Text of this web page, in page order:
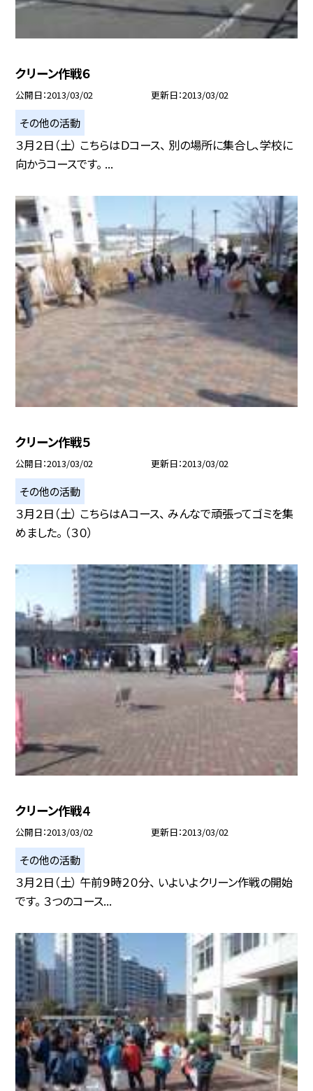
クリーン作戦６
公開日 2013/03/02 更新日 2013/03/02
その他の活動
３月２日（土） こちらはＤコース、 別の場所に集合し、学校に
向かうコースです。 ...
クリーン作戦５
公開日 2013/03/02 更新日 2013/03/02
その他の活動
３月２日（土） こちらはＡコース、 みんなで頑張ってゴミを集
めました。 （３０）
クリーン作戦４
公開日 2013/03/02 更新日 2013/03/02
その他の活動
３月２日（土） 午前９時２０分、 いよいよクリーン作戦の開始
です。 ３つのコース...